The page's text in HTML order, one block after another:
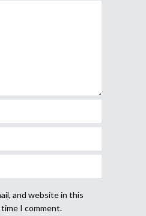
and website in this
I comment.